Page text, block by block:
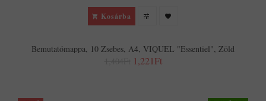
Kosárba
Bemutatómappa, 10 Zsebes, A4, VIQUEL "Essentiel", Zöld
1,221Ft